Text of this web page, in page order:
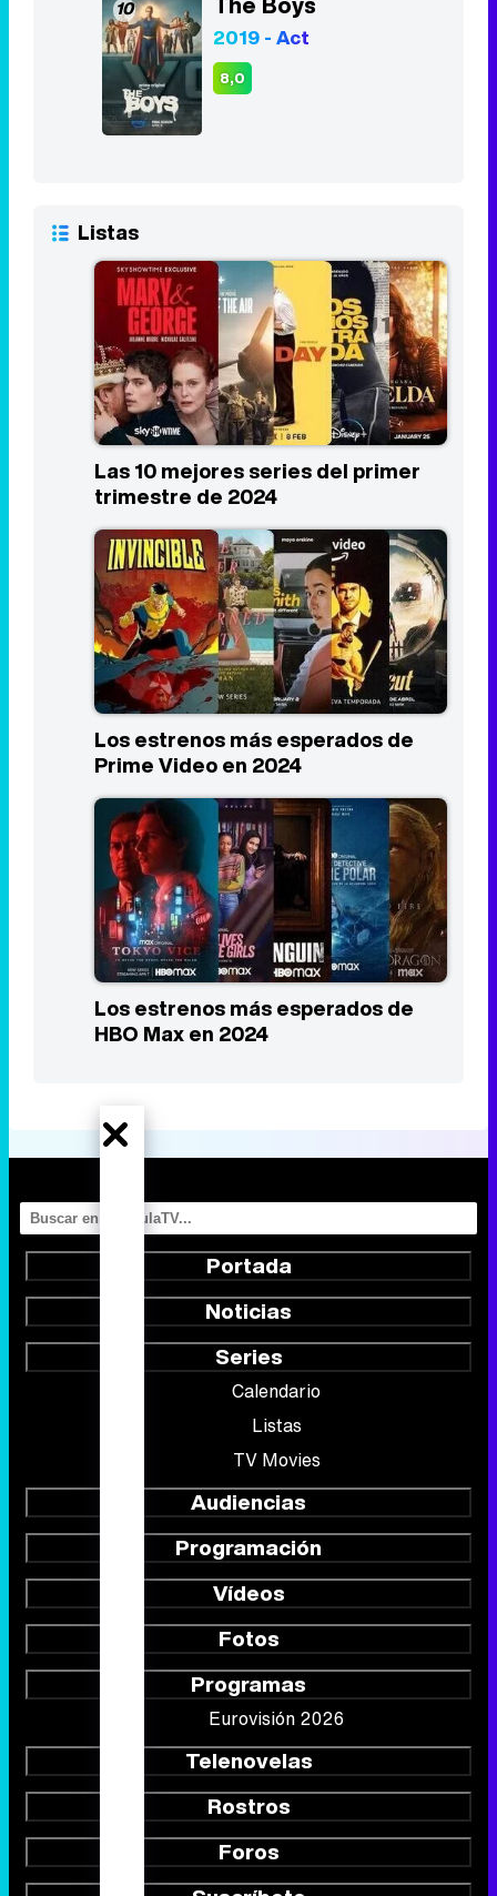
10
2019 - Act
8,0
Listas
Las 10 mejores series del primer
trimestre de 2024
Los estrenos más esperados de
Prime Video en 2024
Los estrenos más esperados de
HBO Max en 2024
Portada
Noticias
Series
Calendario
Listas
TV Movies
Audiencias
Programación
Vídeos
Fotos
Programas
Eurovisión 2026
Telenovelas
Rostros
Foros